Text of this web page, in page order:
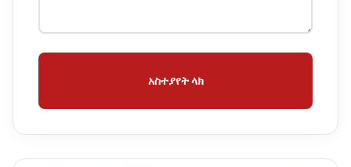
አስተያየት ላክ